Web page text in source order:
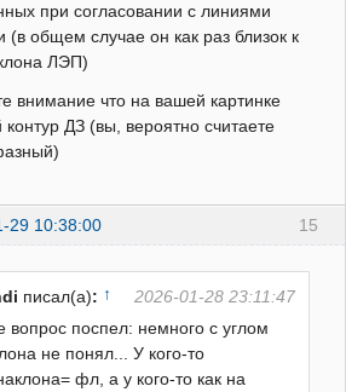
при согласовании с линиями
(в общем случае он как раз близок к
ЛЭП)
внимание что на вашей картинке
ДЗ (вы, вероятно считаете
15
29 10:38:00
писал(а): ↑
2026-01-28 23:11:47
вопрос поспел: немного с углом
не понял... У кого-то
фл, а у кого-то как на